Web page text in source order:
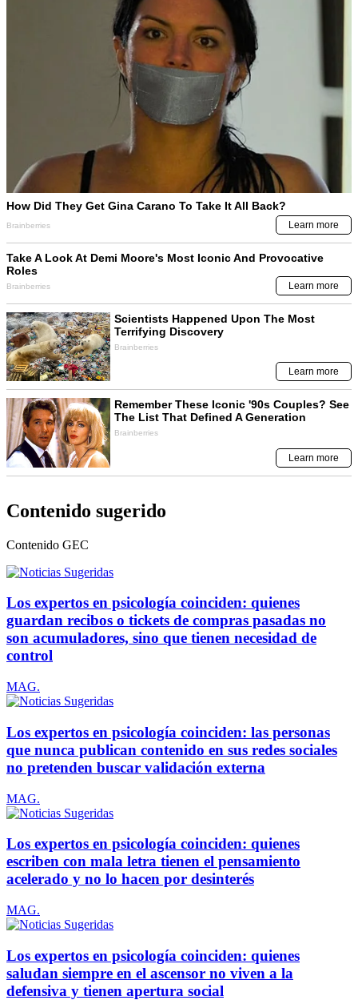
Contenido sugerido
Contenido GEC
Los expertos en psicología coinciden: quienes
guardan recibos o tickets de compras pasadas no
son acumuladores, sino que tienen necesidad de
control
MAG.
Los expertos en psicología coinciden: las personas
que nunca publican contenido en sus redes sociales
no pretenden buscar validación externa
MAG.
Los expertos en psicología coinciden: quienes
escriben con mala letra tienen el pensamiento
acelerado y no lo hacen por desinterés
MAG.
Los expertos en psicología coinciden: quienes
saludan siempre en el ascensor no viven a la
defensiva y tienen apertura social